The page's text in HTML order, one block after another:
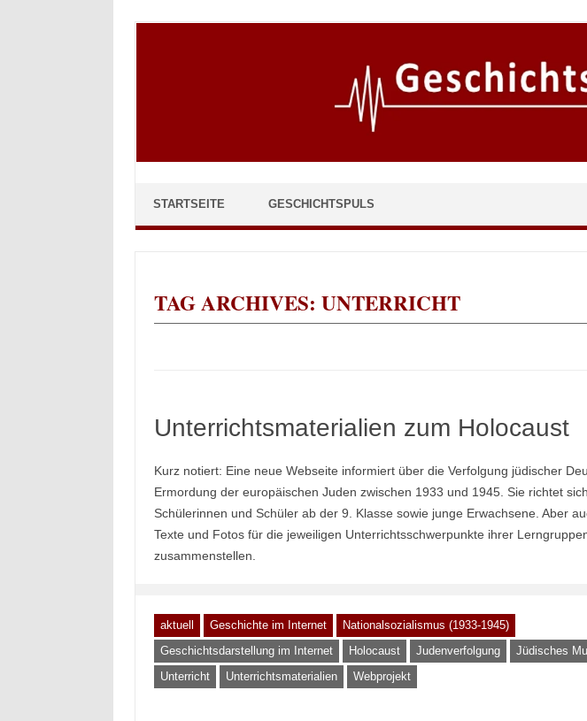
STARTSEITE GESCHICHTSPULS
TAG ARCHIVES: UNTERRICHT
Unterrichtsmaterialien zum Holocaust
Kurz notiert: Eine neue Webseite informiert über die Verfolgung jüdischer
Ermordung der europäischen Juden zwischen 1933 und 1945. Sie richtet
Schülerinnen und Schüler ab der 9. Klasse sowie junge Erwachsene. Aber
Texte und Fotos für die jeweiligen Unterrichtsschwerpunkte ihrer
zusammenstellen.
aktuell Geschichte im Internet
Nationalsozialismus (1933-1945)
Geschichtsdarstellung im Internet
Holocaust Judenverfolgung Jüdisches
Unterricht
Unterrichtsmaterialien Webprojekt